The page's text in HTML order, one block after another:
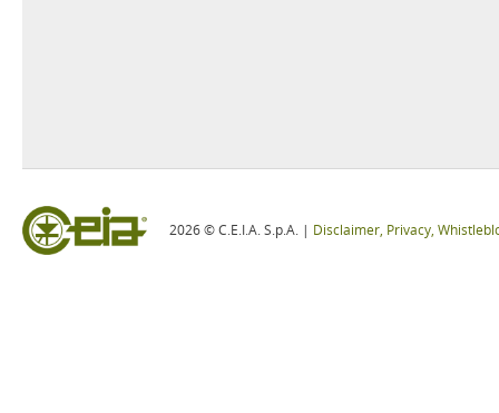
2026 © C.E.I.A. S.p.A. | Disclaimer, Privacy,